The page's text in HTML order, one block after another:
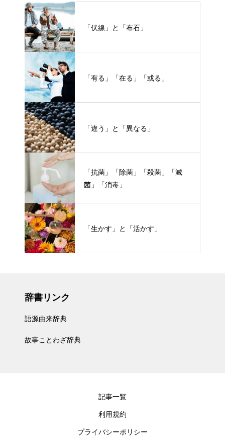
「伏線」と「布石」
「有る」「在る」「或る」
「違う」と「異なる」
「抗菌」「除菌」「殺菌」「滅
菌」「消毒」
「生かす」と「活かす」
辞書リンク
語源由来辞典
故事ことわざ辞典
記事一覧
利用規約
プライバシーポリシー